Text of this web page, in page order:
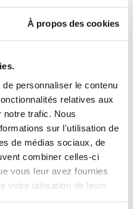
À propos des cookies
personnaliser le contenu
relatives aux
notre trafic. Nous
sur l'utilisation de
de médias sociaux, de
combiner celles-ci
vous leur avez fournies
votre utilisation de leurs